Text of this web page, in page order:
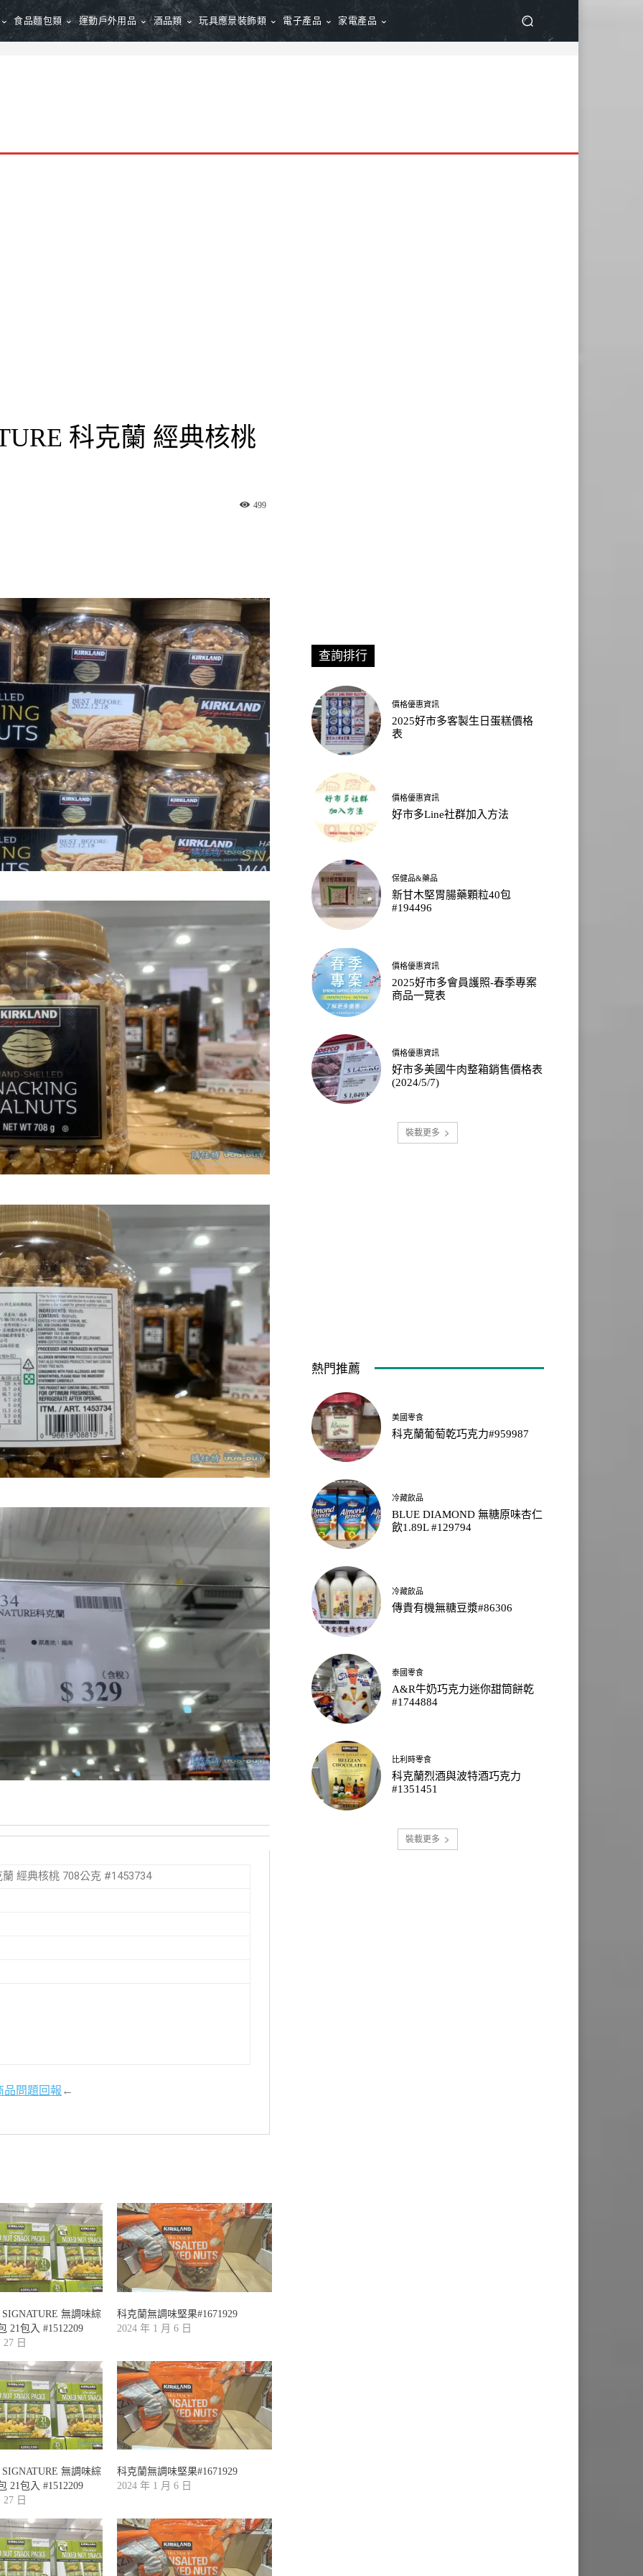
食品麵包類 運動戶外用品 酒品類 玩具應景裝飾類 電子產品 家電產品
科克蘭 經典核桃
499
蘭 經典核桃 708公克 #1453734
品問題回報←
無調味綜
21包入 #1512209
27 日
科克蘭無調味堅果#1671929
2024 年 1 月 6 日
無調味綜
21包入 #1512209
27 日
科克蘭無調味堅果#1671929
2024 年 1 月 6 日
查詢排行
價格優惠資訊
2025好市多客製生日蛋糕價格
表
價格優惠資訊
好市多Line社群加入方法
保健品&藥品
新甘木堅胃腸藥顆粒40包
#194496
價格優惠資訊
2025好市多會員護照-春季專案
商品一覽表
價格優惠資訊
好市多美國牛肉整箱銷售價格表
(2024/5/7)
裝載更多
熱門推薦
美國零食
科克蘭葡萄乾巧克力#959987
冷藏飲品
BLUE DIAMOND 無糖原味杏仁
飲1.89L #129794
冷藏飲品
傳貴有機無糖豆漿#86306
泰國零食
A&R牛奶巧克力迷你甜筒餅乾
#1744884
比利時零食
科克蘭烈酒與波特酒巧克力
#1351451
裝載更多